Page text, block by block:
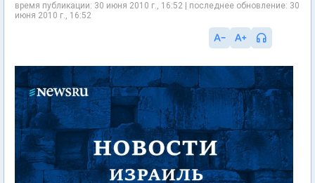
время публикации: 30 июня 2010 г., 16:52 | последнее обновление: 30
июня 2010 г., 16:52